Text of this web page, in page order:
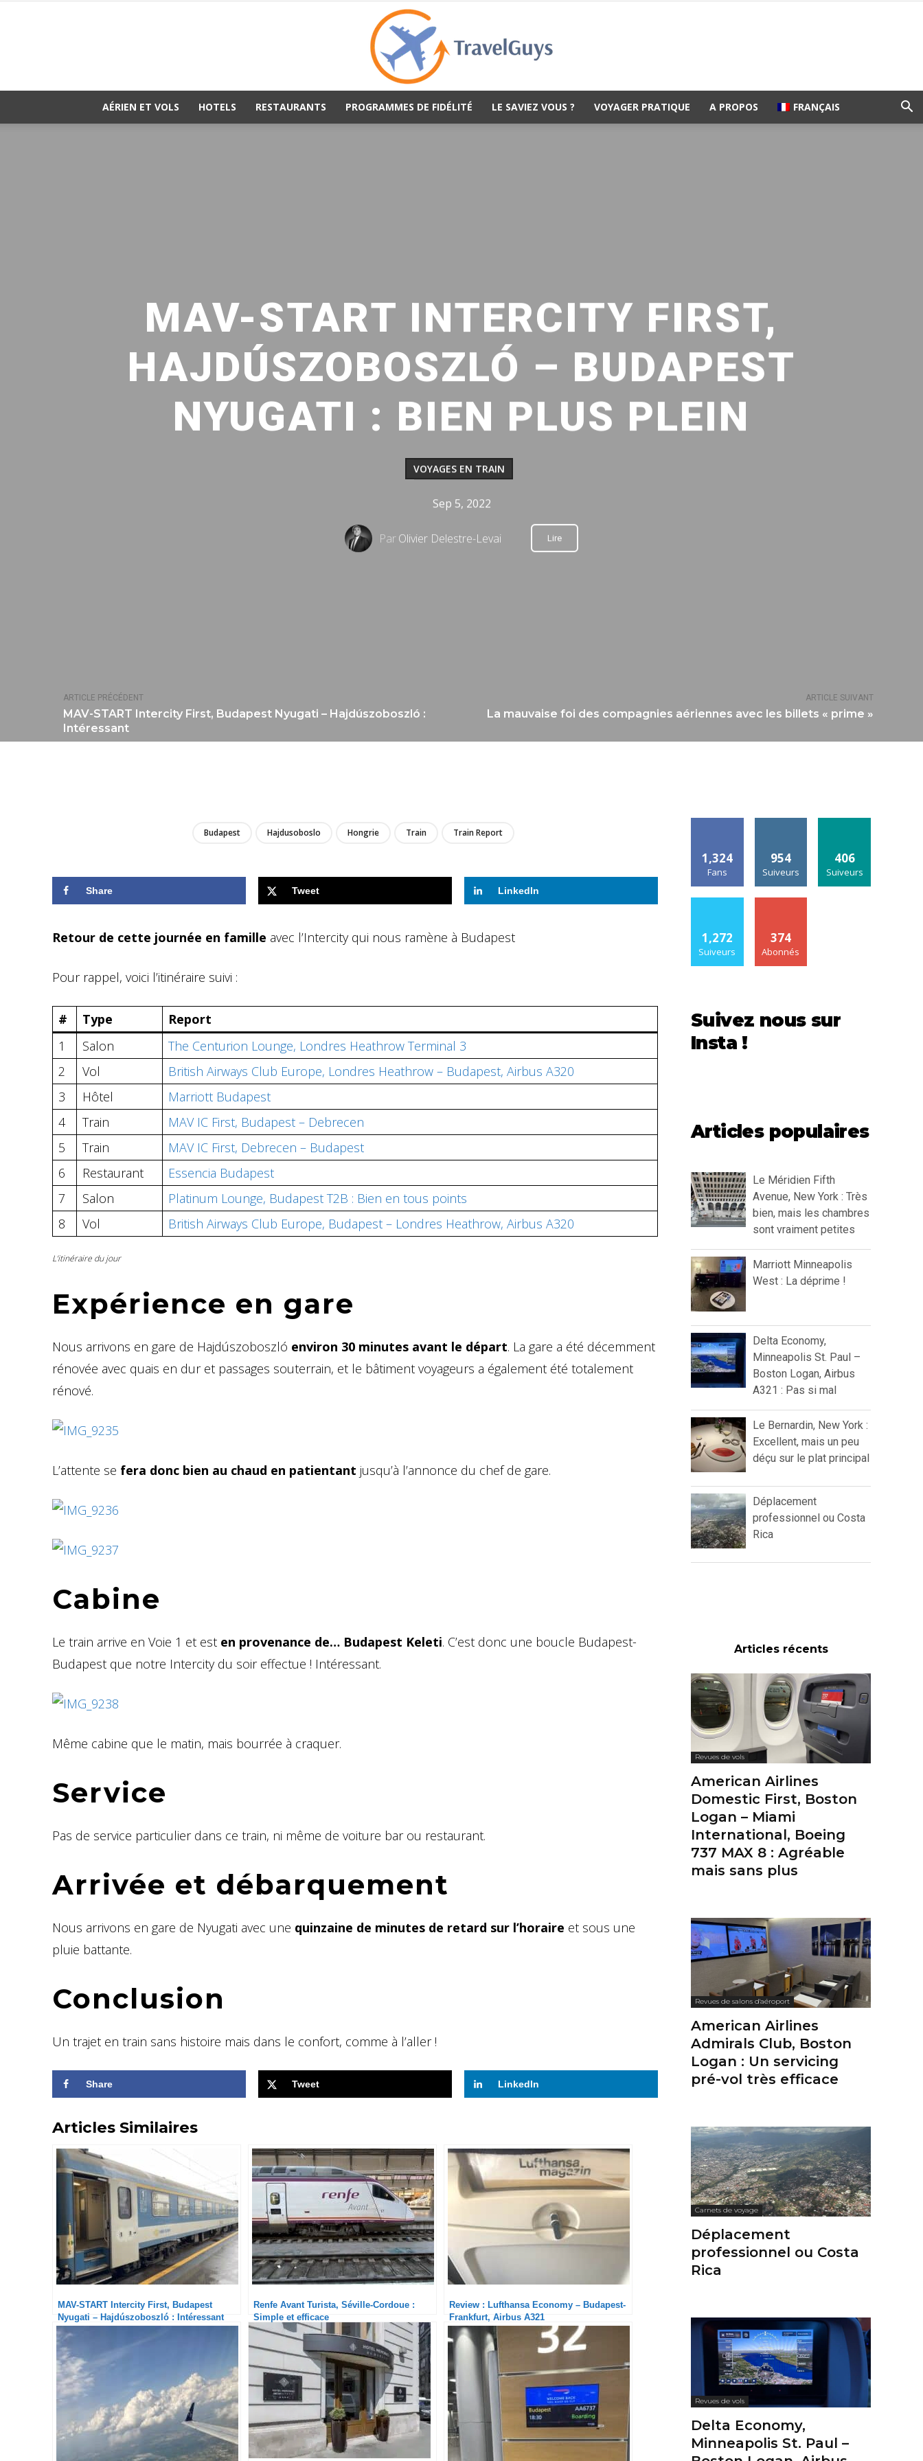
AÉRIEN ET VOLS HOTELS RESTAURANTS PROGRAMMES DE FIDÉLITÉ LE SAVIEZ VOUS ? VOYAGER PRATIQUE A PROPOS FRANÇAIS
ARTICLE PRÉCÉDENT
MAV-START Intercity First, Budapest Nyugati – Hajdúszoboszló :
Intéressant
ARTICLE SUIVANT
La mauvaise foi des compagnies aériennes avec les billets « prime »
MAV-START INTERCITY FIRST,
HAJDÚSZOBOSZLÓ – BUDAPEST
NYUGATI : BIEN PLUS PLEIN
VOYAGES EN TRAIN
Sep 5, 2022
ParOlivier Delestre-Levai Lire
Budapest Hajdusoboslo Hongrie Train Train Report
Share Tweet LinkedIn
Retour de cette journée en famille avec l’Intercity qui nous ramène à Budapest
Pour rappel, voici l’itinéraire suivi :
# Type
Report
1
Salon
The Centurion Lounge, Londres Heathrow Terminal 3
2
Vol
British Airways Club Europe, Londres Heathrow – Budapest, Airbus A320
3
Hôtel
Marriott Budapest
4
Train
MAV IC First, Budapest – Debrecen
5
Train
MAV IC First, Debrecen – Budapest
6
Restaurant
Essencia Budapest
7
Salon
Platinum Lounge, Budapest T2B : Bien en tous points
8
Vol British Airways Club Europe, Budapest – Londres Heathrow, Airbus A320
L’itinéraire du jour
Expérience en gare
Nous arrivons en gare de Hajdúszoboszló environ 30 minutes avant le départ. La gare a été décemment
rénovée avec quais en dur et passages souterrain, et le bâtiment voyageurs a également été totalement
rénové.
L’attente se fera donc bien au chaud en patientant jusqu’à l’annonce du chef de gare.
Cabine
Le train arrive en Voie 1 et est en provenance de… Budapest Keleti. C’est donc une boucle Budapest-
Budapest que notre Intercity du soir effectue ! Intéressant.
Même cabine que le matin, mais bourrée à craquer.
Service
Pas de service particulier dans ce train, ni même de voiture bar ou restaurant.
Arrivée et débarquement
Nous arrivons en gare de Nyugati avec une quinzaine de minutes de retard sur l’horaire et sous une
pluie battante.
Conclusion
Un trajet en train sans histoire mais dans le confort, comme à l’aller !
Share Tweet LinkedIn
Articles Similaires
MAV-START Intercity First, Budapest
Nyugati – Hajdúszoboszló : Intéressant
Renfe Avant Turista, Séville-Cordoue :
Simple et efficace
Review : Lufthansa Economy – Budapest-
Frankfurt, Airbus A321
1,324
Fans
954
Suiveurs
406
Suiveurs
1,272
Suiveurs
374
Abonnés
Suivez nous sur
Insta !
Articles populaires
Le Méridien Fifth
Avenue, New York : Très
bien, mais les chambres
sont vraiment petites
Marriott Minneapolis
West : La déprime !
Delta Economy,
Minneapolis St. Paul –
Boston Logan, Airbus
A321 : Pas si mal
Le Bernardin, New York :
Excellent, mais un peu
déçu sur le plat principal
Déplacement
professionnel ou Costa
Rica
Articles récents
Revues de vols
American Airlines
Domestic First, Boston
Logan – Miami
International, Boeing
737 MAX 8 : Agréable
mais sans plus
Revues de salons d'aéroport
American Airlines
Admirals Club, Boston
Logan : Un servicing
pré-vol très efficace
Carnets de voyage
Déplacement
professionnel ou Costa
Rica
Revues de vols
Delta Economy,
Minneapolis St. Paul –